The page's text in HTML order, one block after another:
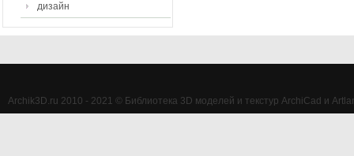
дизайн
Archik3D.ru 2010 - 2021 © Библиотека 3D моделей и текстур ArchiCad и